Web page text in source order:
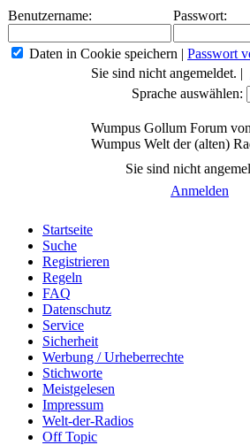
Benutzername: Passwort:
Daten in Cookie speichern | Passwort
Sie sind nicht angemeldet. |
Sprache auswählen:
Wumpus Gollum Forum von
Wumpus Welt der (alten)
Sie sind nicht
Anmelden
Startseite
Suche
Registrieren
Regeln
FAQ
Datenschutz
Service
Sicherheit
Werbung / Urheberrechte
Stichworte
Meistgelesen
Impressum
Welt-der-Radios
Off Topic